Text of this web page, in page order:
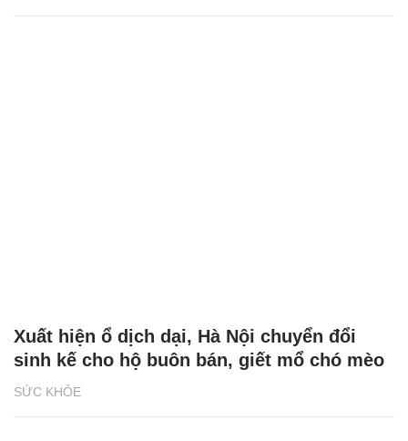
SỨC KHỎE
Xuất hiện ổ dịch dại, Hà Nội chuyển đổi
sinh kế cho hộ buôn bán, giết mổ chó mèo